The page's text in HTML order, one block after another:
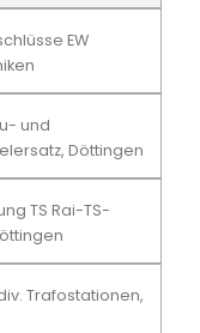
EW
und
Döttingen
TS Rai-TS-
Trafostationen,